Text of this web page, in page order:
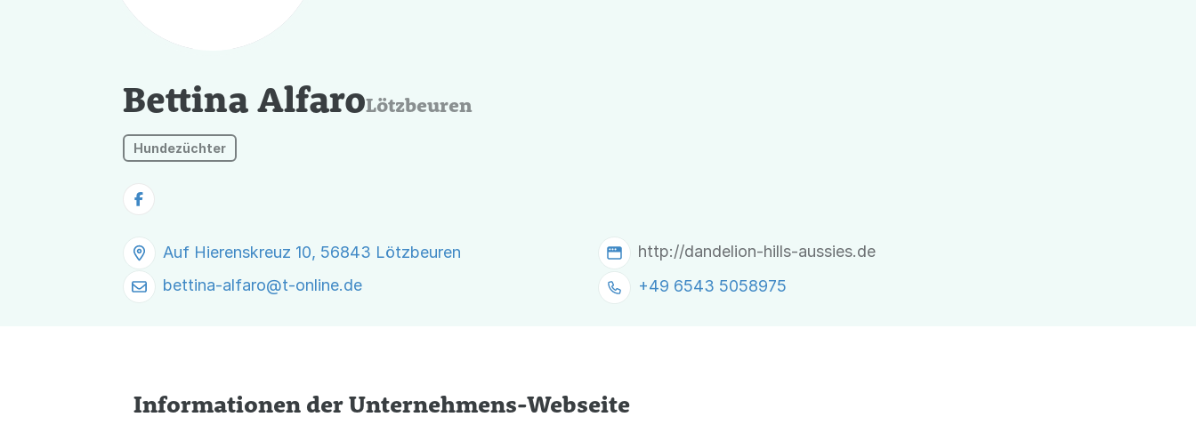
Bettina AlfaroLötzbeuren
Hundezüchter
Auf Hierenskreuz 10, 56843 Lötzbeuren
http://dandelion-hills-aussies.de
bettina-alfaro@t-online.de +49 6543 5058975
Informationen der Unternehmens-Webseite